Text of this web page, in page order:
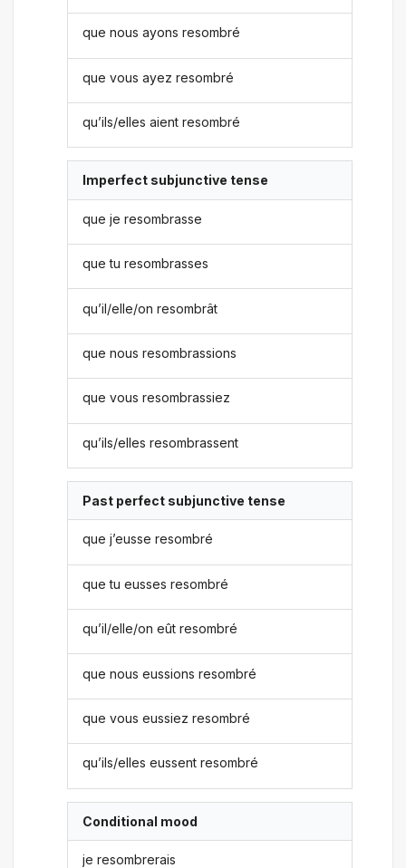
que nous ayons resombré
que vous ayez resombré
qu’ils/elles aient resombré
Imperfect subjunctive tense
que je resombrasse
que tu resombrasses
qu’il/elle/on resombrât
que nous resombrassions
que vous resombrassiez
qu’ils/elles resombrassent
Past perfect subjunctive tense
que j’eusse resombré
que tu eusses resombré
qu’il/elle/on eût resombré
que nous eussions resombré
que vous eussiez resombré
qu’ils/elles eussent resombré
Conditional mood
je resombrerais